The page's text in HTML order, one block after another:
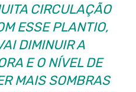
CIRCULAÇÃO
ESSE PLANTIO,
DIMINUIR A
E O NÍVEL DE
MAIS SOMBRAS